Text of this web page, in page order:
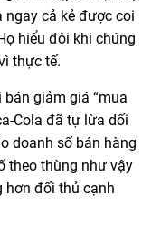
cả kẻ được coi
hiểu đôi khi chúng
thực tế.
giảm giá “mua
Cola đã tự lừa dối
doanh số bán hàng
theo thùng như vậy
hơn đối thủ cạnh